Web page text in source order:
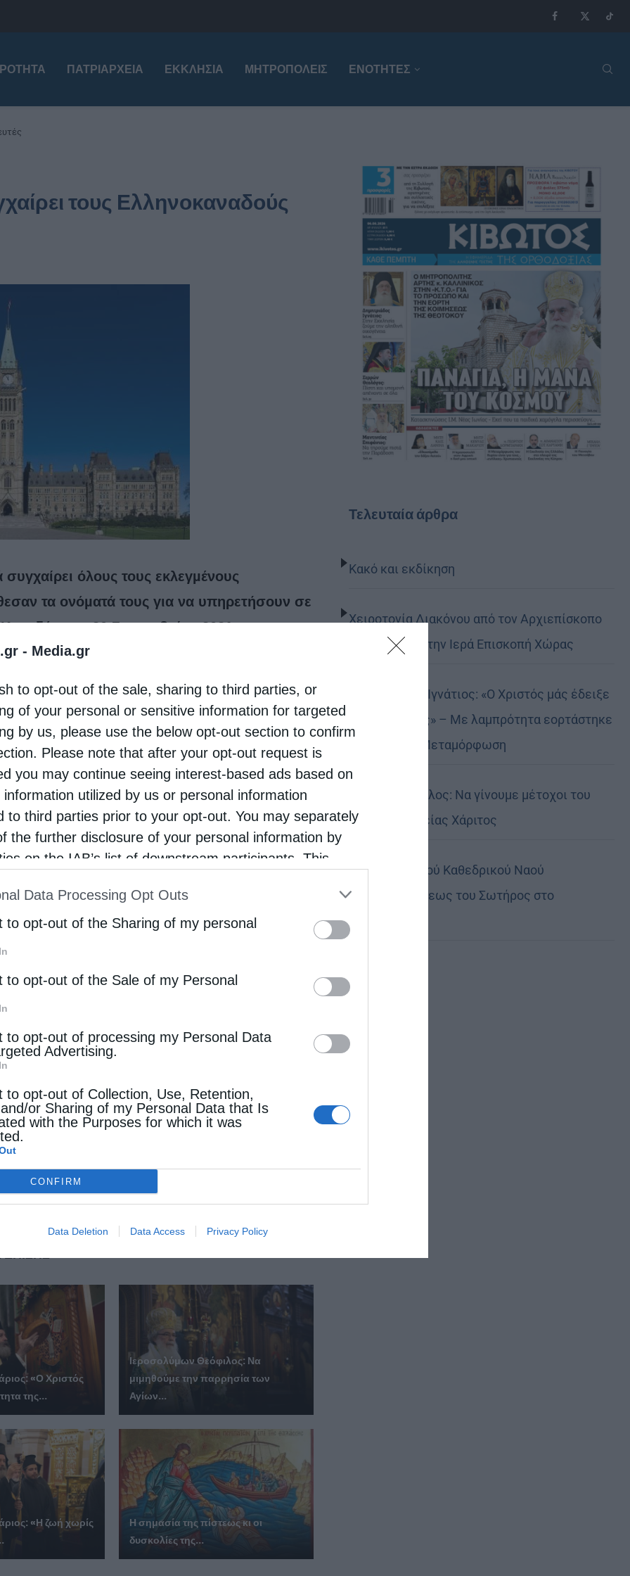
- Media.gr
to opt-out of the sale, sharing to third parties, or
of your personal or sensitive information for targeted
by us, please use the below opt-out section to confirm
Please note that after your opt-out request is
you may continue seeing interest-based ads based on
information utilized by us or personal information
to third parties prior to your opt-out. You may separately
the further disclosure of your personal information by
on the IAB’s list of downstream participants. This
of Downstream Participantsthat may further disclose it to
parties.
Data Processing Opt Outs
to opt-out of the Sharing of my personal
to opt-out of the Sale of my Personal
to opt-out of processing my Personal Data
Advertising.
to opt-out of Collection, Use, Retention,
or Sharing of my Personal Data that Is
with the Purposes for which it was
CONFIRM
Data Deletion Data Access Privacy Policy
ΠΑΤΡΙΑΡΧΕΊΑ ΕΚΚΛΗΣΊΑ ΜΗΤΡΟΠΌΛΕΙΣ ΕΝΟΤΗΤΕΣ
τους Ελληνοκαναδούς
όλους τους εκλεγµένους
τα ονόµατά τους για να υπηρετήσουν σε
στις 20 Σεπτεµβρίου 2021.
ευχές της σε όλους τους Ελληνοκαναδούς
εκλεγµένους βουλευτές ελληνικής
Λαµπροπούλου και Άννα Κουτράκη.
Ελληνικής Ανεξαρτησίας, είναι
να βλέπουµε Ελληνοκαναδούς -και µάλιστα
τη δηµοκρατική διαδικασία και να εργάζονται
αξίες των προγόνων µας για αγάπη και
καλό.
στη Βουλή του Καναδά για να
της σημερινής κοινωνίας,
τη συνεχιζόµενη πανδηµία του COVID-19.
Ελληνοκαναδών βουλευτών µας,
σημασίας στη Μεσόγειο σύμμαχο χώρα
ελευθερίας και ισότητας για
µας Πατριαρχείου.
Ο Σύρου Δωρόθεος τοποτηρητής στη Θήρα
ΕΠΙΣΗΣ
«Ο Χριστός
της...
Ιεροσολύμων Θεόφιλος: Να
μιμηθούμε την παρρησία των
Αγίων...
«Η ζωή χωρίς
Η σημασία της πίστεως κι οι
δυσκολίες της...
Τελευταία άρθρα
Κακό και εκδίκηση
Χειροτονία Διακόνου από τον Αρχιεπίσκοπο
Αυστραλίας στην Ιερά Επισκοπή Χώρας
Δημητριάδος Ιγνάτιος: «Ο Χριστός μάς έδειξε
το μέλλον μας» – Με λαμπρότητα εορτάστηκε
στον Βόλο η Μεταμόρφωση
Κορίνθου Παύλος: Να γίνουμε μέτοχοι του
φωτός της Θείας Χάριτος
Πανήγυρη Ιερού Καθεδρικού Ναού
Μεταμορφώσεως του Σωτήρος στο